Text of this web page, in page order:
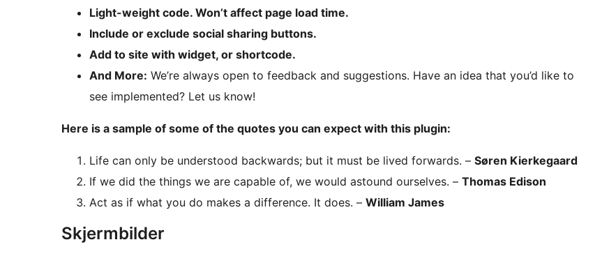
Light-weight code. Won’t affect page load time.
Include or exclude social sharing buttons.
Add to site with widget, or shortcode.
And More: We’re always open to feedback and suggestions. Have an idea that you’d like to
see implemented? Let us know!
Here is a sample of some of the quotes you can expect with this plugin:
Life can only be understood backwards; but it must be lived forwards. – Søren Kierkegaard
If we did the things we are capable of, we would astound ourselves. – Thomas Edison
Act as if what you do makes a difference. It does. – William James
Skjermbilder